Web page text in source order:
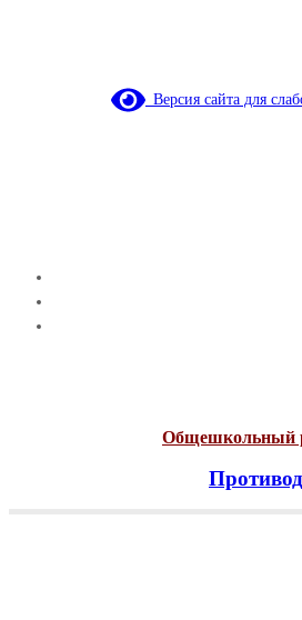
Версия сайта для
Общешкольный